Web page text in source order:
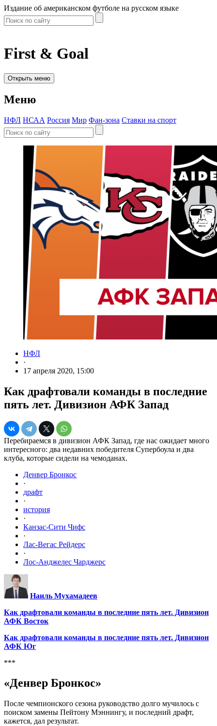
Издание об американском футболе на русском языке
First & Goal
Открыть меню
Меню
НФЛ НСАА Россия Мир Фан-зона Ставки на спорт
НФЛ
·
17 апреля 2020, 15:00
Как драфтовали команды в последние
пять лет. Дивизион АФК Запад
Перебираемся в дивизион АФК Запад, где нас ожидает много
интересного: два недавних победителя Супербоула и два
клуба, которые сидели на чемоданах.
Денвер Бронкос
·
драфт
·
история
·
Канзас-Сити Чифс
·
Лас-Вегас Рейдерс
·
Лос-Анджелес Чарджерс
Наиль Мухамадеев
Как драфтовали команды в последние пять лет. Дивизион
АФК Восток
Как драфтовали команды в последние пять лет. Дивизион
АФК Юг
***
«Денвер Бронкос»
После чемпионского сезона руководство долго мучилось с
поиском замены Пейтону Мэннингу, и последний драфт,
кажется, дал результат.